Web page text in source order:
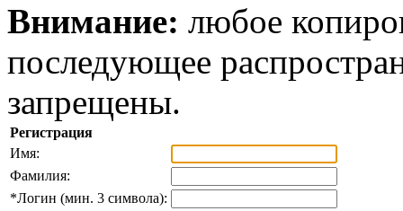
Внимание: любое
последующее
запрещены.
Регистрация
Имя:
Фамилия:
*Логин (мин. 3 символа):